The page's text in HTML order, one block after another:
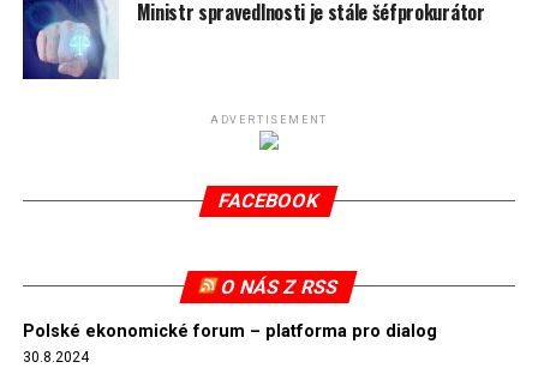
spotřeby.
Připomeňme, že ukončení těžby hnědého uhlí pro
(SDEU) v souvislosti se stížnostmi českých samospráv
verdiktem španělské soudkyně Rosario Silva de Lapureta
tomuto rozhodnutí nevyhověla, proto na žádost
2022, než byl tento případ z důvodu uzavření dohody
Ministr spravedlnosti je stále šéfprokurátor
ADVERTISEMENT
FACEBOOK
O NÁS Z RSS
Polské ekonomické forum – platforma pro dialog
30.8.2024